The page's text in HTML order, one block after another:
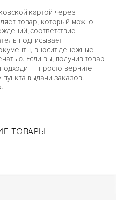
картой через
товар, который можно
соответствие
подписывает
вносит денежные
Если вы, получив товар
– просто верните
пункта выдачи заказов.
ТОВАРЫ